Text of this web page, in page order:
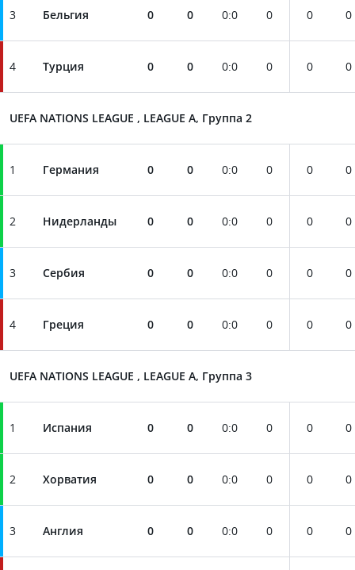
3 Бельгия 0 0 0:0 0 0 0
4 Турция 0 0 0:0 0 0 0
UEFA NATIONS LEAGUE , LEAGUE A, Группа 2
1 Германия 0 0 0:0 0 0 0
2 Нидерланды 0 0 0:0 0 0 0
3 Сербия 0 0 0:0 0 0 0
4 Греция 0 0 0:0 0 0 0
UEFA NATIONS LEAGUE , LEAGUE A, Группа 3
1 Испания 0 0 0:0 0 0 0
2 Хорватия 0 0 0:0 0 0 0
3 Англия 0 0 0:0 0 0 0